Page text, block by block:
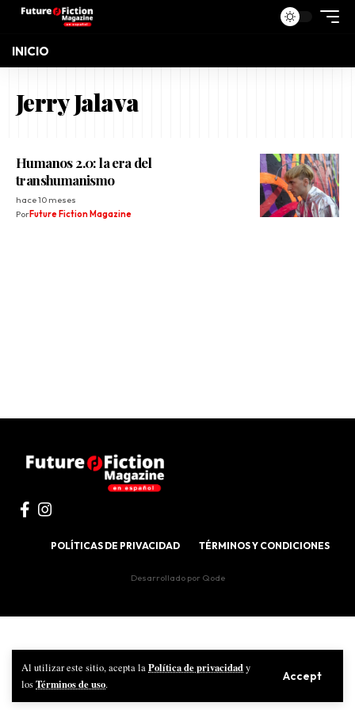
Al utilizar este sitio, acepta laPolítica de privacidady
losTérminos de uso.
Accept
INICIO
Jerry Jalava
Humanos 2.0: la era del
transhumanismo
hace 10 meses
PorFuture Fiction Magazine
POLÍTICAS DE PRIVACIDAD TÉRMINOS Y CONDICIONES
Desarrollado por Qode